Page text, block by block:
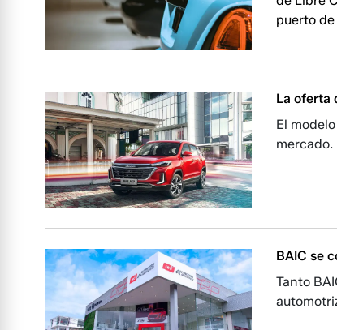
puerto
La oferta
El
mercado.
BAIC se
Tanto